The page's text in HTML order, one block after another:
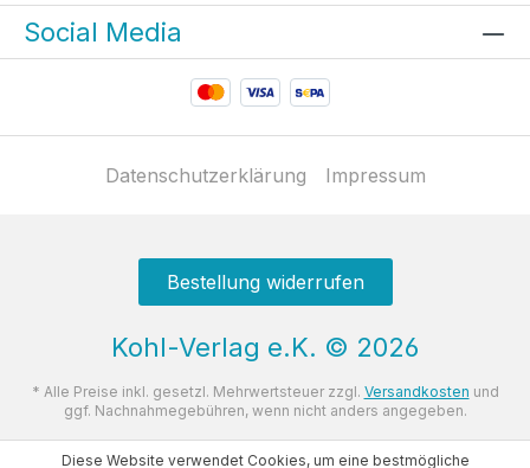
Social Media
Datenschutzerklärung Impressum
Bestellung widerrufen
Kohl-Verlag e.K. © 2026
* Alle Preise inkl. gesetzl. Mehrwertsteuer zzgl. Versandkosten und
ggf. Nachnahmegebühren, wenn nicht anders angegeben.
Diese Website verwendet Cookies, um eine bestmögliche